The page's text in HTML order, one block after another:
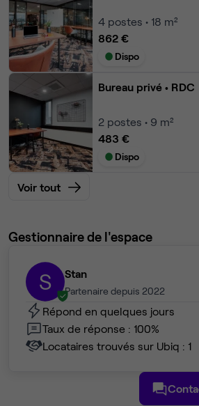
4 postes • 18 m²
862 €
Dispo
Bureau privé • RDC
2 postes • 9 m²
483 €
Dispo
Voir tout
Gestionnaire de l'espace
S Stan
Partenaire depuis 2022
Répond en quelques jours
Taux de réponse : 100%
Locataires trouvés sur Ubiq : 1